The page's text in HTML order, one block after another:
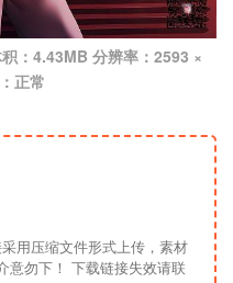
：4.43MB 分辨率：2593 ×
正常
用压缩文件形式上传，素材
意勿下！ 下载链接失效请联